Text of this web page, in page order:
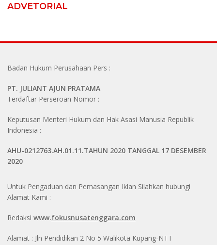
ADVETORIAL
Badan Hukum Perusahaan Pers :
PT. JULIANT AJUN PRATAMA
Terdaftar Perseroan Nomor :
Keputusan Menteri Hukum dan Hak Asasi Manusia Republik
Indonesia :
AHU-0212763.AH.01.11.TAHUN 2020 TANGGAL 17 DESEMBER
2020
Untuk Pengaduan dan Pemasangan Iklan Silahkan hubungi
Alamat Kami :
Redaksi www.fokusnusatenggara.com
Alamat : Jln Pendidikan 2 No 5 Walikota Kupang-NTT